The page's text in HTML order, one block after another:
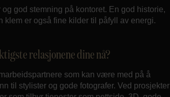
god stemning på kontoret. En god historie,
klem er også fine kilder til påfyll av energi.
relasjonene dine nå?
som kan være med på å
til stylister og gode fotografer. Ved prosjekter